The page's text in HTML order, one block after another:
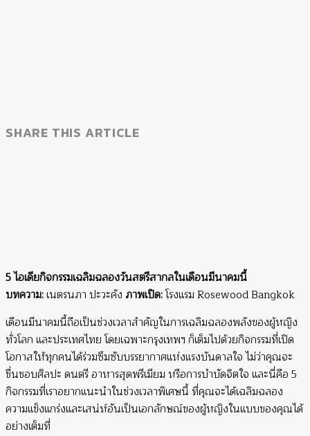
SHARE THIS ARTICLE
5 ไอเดียกิจกรรมเฉลิมฉลองวันสตรีสากลในเดือนมีนาคมนี้
บทความ:เนตรนภา ปะวะคัง ภาพเปิด:โรงแรม Rosewood Bangkok
เดือนมีนาคมนี้ถือเป็นช่วงเวลาสำคัญในการเฉลิมฉลองพลังของผู้หญิง
ทั่วโลก และประเทศไทย โดยเฉพาะกรุงเทพฯ ก็เต็มไปด้วยกิจกรรมที่เปิด
โอกาสให้ทุกคนได้ร่วมซึมซับบรรยากาศแห่งแรงบันดาลใจ ไม่ว่าคุณจะ
ชื่นชอบศิลปะ ดนตรี อาหารสุดพรีเมียม หรือการบำบัดจิตใจ และนี่คือ 5
กิจกรรมที่เราอยากแนะนำในช่วงเวลาพิเศษนี้ ที่คุณจะได้เฉลิมฉลอง
ความแข็งแกร่งและเสน่ห์อันเป็นเอกลักษณ์ของผู้หญิงในแบบของคุณได้
อย่างเต็มที่